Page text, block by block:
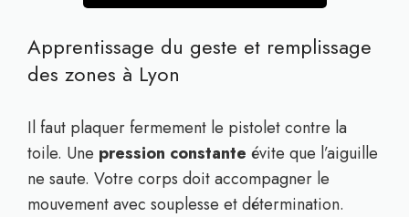
Apprentissage du geste et remplissage
des zones à Lyon
Il faut plaquer fermement le pistolet contre la
toile. Une pression constante évite que l’aiguille
ne saute. Votre corps doit accompagner le
mouvement avec souplesse et détermination.